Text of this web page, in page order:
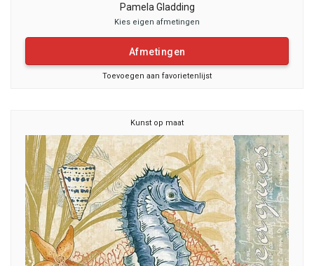
Pamela Gladding
Kies eigen afmetingen
Afmetingen
Toevoegen aan favorietenlijst
Kunst op maat